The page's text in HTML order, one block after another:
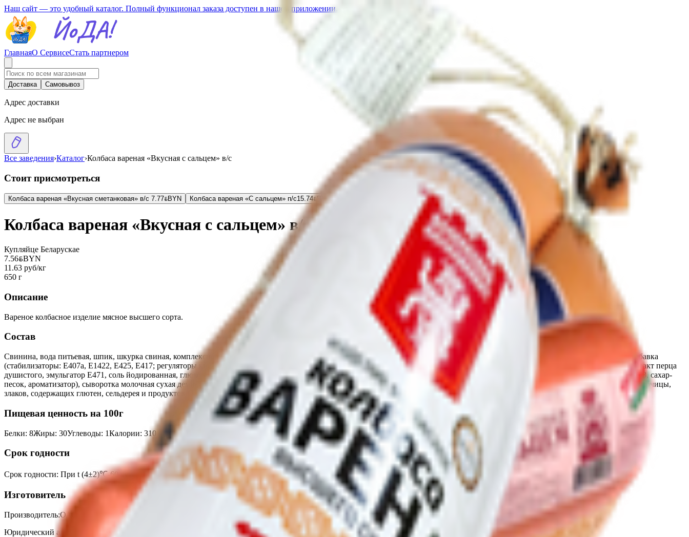
Наш сайт — это удобный каталог. Полный функционал заказа доступен в нашем приложении.
ГлавнаяО СервисеСтать партнером
Доставка Самовывоз
Адрес доставки
Адрес не выбран
Все заведения›Каталог›Колбаса вареная «Вкусная с сальцем» в/с
Стоит присмотреться
Колбаса вареная «Вкусная сметанковая» в/с 7.77BYNBYN Колбаса вареная «С сальцем» п/с15.74BYNBYN Колбаса вареная «С сальцем» в/с 16.88
Колбаса вареная «Вкусная с сальцем» в/с
Купляйце Беларускае
7.56BYNBYN
11.63 руб/кг
650 г
Описание
Вареное колбасное изделие мясное высшего сорта.
Состав
Свинина, вода питьевая, шпик, шкурка свиная, комплексная пищевая добавка для мясной продукции с йодом (соль; фиксатор окраски Е250, йодат калия), комплексная пищевая добавка
(стабилизаторы: Е407а, Е1422, Е425, Е417; регуляторы кислотности: Е450, Е451; перец белый, орех мускатный, перец красный, олеореины (мускатного ореха, перца черного), экстракт перца
душистого, эмульгатор Е471, соль йодированная, глюкоза, усилитель вкуса и аромата Е621, белок плазмы крови, морковные волокна, антиокислитеот Е300, агент желирующий Е508, сахар-
песок, ароматизатор), сыворотка молочная сухая деминирализованная, продукты яичные, комплексная пищевая добавка (соль, декстроза, краситель Е120). Возможно наличие сои, горчицы,
злаков, содержащих глютен, сельдерея и продуктов их переработки.
Пищевая ценность на 100г
Белки: 8Жиры: 30Углеводы: 1Калории: 310
Срок годности
Срок годности: При t (4±2)℃-60 суток
Изготовитель
Производитель:ОАО «Брестский мясокомбинат»
Юридический адрес:
224034, Республика Беларусь, г. Брест, ул. Писателя Смирнова, 4